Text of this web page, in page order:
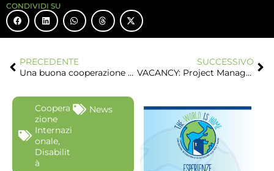
CONDIVIDI SU
PRECEDENTE
Una buona cooperazione allo sviluppo fa bene a tutte le persone con disabilità
SUCCESSIVO
VACANCY: Project Manager esperto su disabilità e inclusione sociale per coordinamento programma nella Striscia di Gaza
Coopera
zione
Internazi
onale,
Disabilit
à
News